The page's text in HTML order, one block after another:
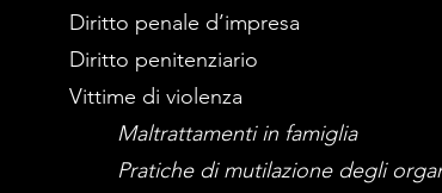
Diritto penale d’impresa
Diritto penitenziario
Vittime di violenza
Maltrattamenti in famiglia
Pratiche di mutilazione degli